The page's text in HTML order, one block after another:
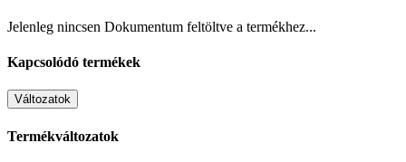
Jelenleg nincsen Dokumentum feltöltve a termékhez...
Kapcsolódó termékek
Változatok
Termékváltozatok